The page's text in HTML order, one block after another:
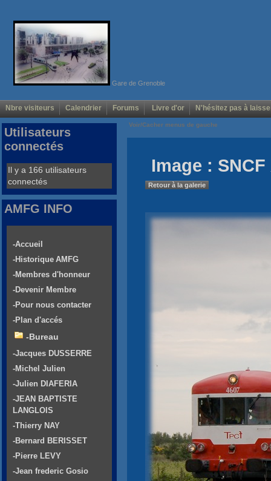
Gare de Grenoble
Nbre visiteurs Calendrier Forums Livre d'or N'hésitez pas à
Voir/Cacher menus de gauche
Image :
Retour à la galerie
Utilisateurs
connectés
Il y a 166 utilisateurs
connectés
AMFG INFO
-Accueil
-Historique AMFG
-Membres d'honneur
-Devenir Membre
-Pour nous contacter
-Plan d'accés
-Bureau
-Jacques DUSSERRE
-Michel Julien
-Julien DIAFERIA
-JEAN BAPTISTE
LANGLOIS
-Thierry NAY
-Bernard BERISSET
-Pierre LEVY
-Jean frederic Gosio